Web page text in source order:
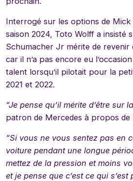
Interrogé sur les options de
saison 2024, Toto Wolff a insisté
Schumacher Jr mérite de revenir
car il n’a pas encore eu
talent lorsqu’il pilotait pour la
2021 et 2022.
“Je pense qu’il mérite d’être sur
patron de Mercedes à propos de
“Si vous ne vous sentez pas en
voiture pendant une longue
mettez de la pression et moins
et je pense que c’est ce qui